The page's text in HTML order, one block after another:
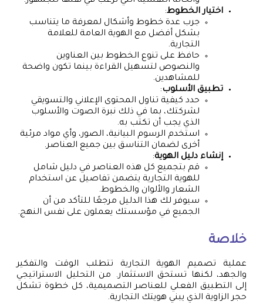
اختيار الخطوط:
جرب عدة خطوط وأشكال لمعرفة ما يتناسب
بشكل أفضل مع الهوية العامة للعلامة
التجارية.
حافظ على تنوع الخطوط بين العناوين
والنصوص لتسهيل القراءة بينما تكون واضحة
للمشاهدين.
تطبيق الأسلوب:
حدد كيفية تناول المحتوى الإعلاني والتسويقي
لشركتك، بما في ذلك نبرة الصوت والأسلوب
الذي يجب أن تكتب به.
استخدم الرسوم البيانية، الصور، وأي مواد مرئية
أخرى لضمان التناسق بين جميع العناصر.
إنشاء دليل الهوية:
قم بتجميع كل هذه العناصر في دليل شامل
للهوية التجارية يتضمن تفاصيل عن استخدام
الشعار والألوان والخطوط.
سيوفر لك هذا الدليل مرجعًا للتأكد من أن
الجميع في مؤسستك يعملون على نفس النهج.
خلاصة
عملية تصميم الهوية التجارية تتطلب الوقت والتفكير
والجهد، لكنها تستحق الاستثمار. من التحليل الاستراتيجي
إلى التطبيق الفعلي للعناصر التصميمية، كل خطوة تشكل
حجر الزاوية الذي يبني هويتك التجارية.